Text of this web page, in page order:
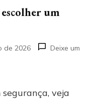
um
de 2026
Deixe um
veja